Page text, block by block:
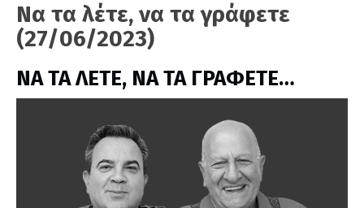
Να τα λέτε, να τα γράφετε
(27/06/2023)
ΝΑ ΤΑ ΛΕΤΕ, ΝΑ ΤΑ ΓΡΑΦΕΤΕ…